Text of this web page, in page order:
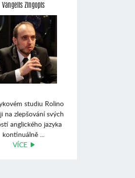
Vangelis Zingopis
studiu Rolino
na zlepšování svých
anglického jazyka
kontinuálně ...
VÍCE